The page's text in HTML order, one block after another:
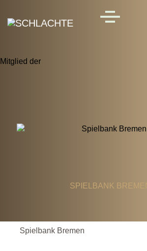
MENU
Mitglied der
SPIELBANK BREMEN
Spielbank Bremen